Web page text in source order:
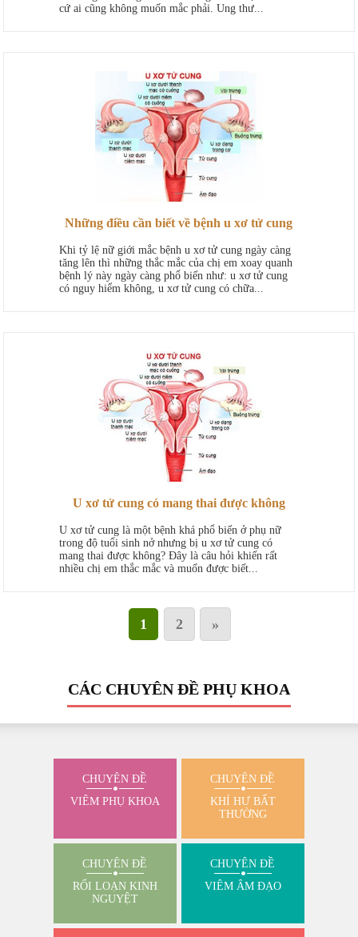
cứ ai cũng không muốn mắc phải. Ung thư...
Những điều cần biết về bệnh u xơ tử cung
Khi tỷ lệ nữ giới mắc bệnh u xơ tử cung ngày càng
tăng lên thì những thắc mắc của chị em xoay quanh
bệnh lý này ngày càng phổ biến như: u xơ tử cung
có nguy hiểm không, u xơ tử cung có chữa...
U xơ tử cung có mang thai được không
U xơ tử cung là một bệnh khá phổ biến ở phụ nữ
trong độ tuổi sinh nở nhưng bị u xơ tử cung có
mang thai được không? Đây là câu hỏi khiến rất
nhiều chị em thắc mắc và muốn được biết...
1 2 »
CÁC CHUYÊN ĐỀ PHỤ KHOA
CHUYÊN ĐỀ
VIÊM PHỤ KHOA
CHUYÊN ĐỀ
KHÍ HƯ BẤT
THƯỜNG
CHUYÊN ĐỀ
RỐI LOẠN KINH
NGUYỆT
CHUYÊN ĐỀ
VIÊM ÂM ĐẠO